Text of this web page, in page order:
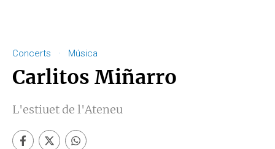
Concerts · Música
Carlitos Miñarro
L'estiuet de l'Ateneu